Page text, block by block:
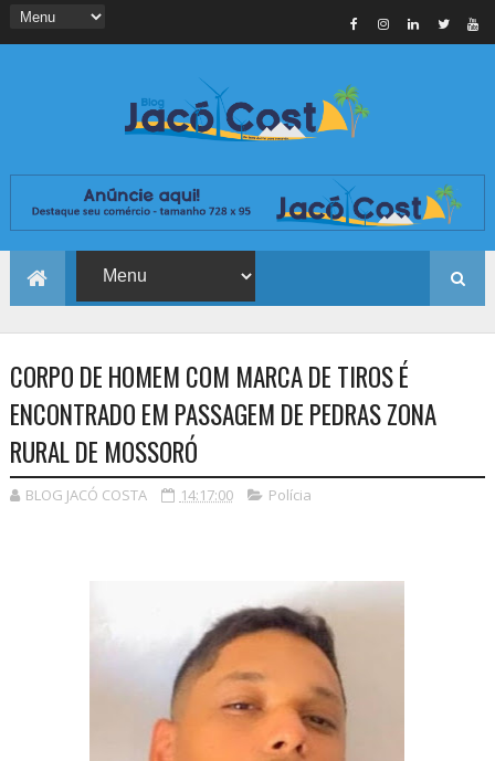
CORPO DE HOMEM COM MARCA DE TIROS É
ENCONTRADO EM PASSAGEM DE PEDRAS ZONA
RURAL DE MOSSORÓ
BLOG JACÓ COSTA 14:17:00 Polícia